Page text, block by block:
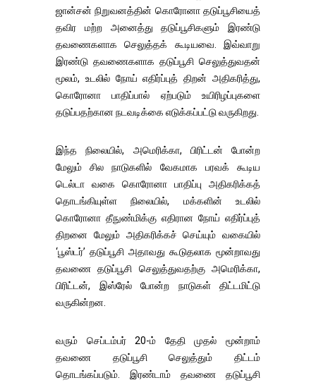
ஜான்சன் நிறுவனத்தின் கொரோனா தடுப்பூசியைத்
தவிர மற்ற அனைத்து தடுப்பூசிகளும் இரண்டு
தவணைகளாக செலுத்தக் கூடியவை. இவ்வாறு
இரண்டு தவணைகளாக தடுப்பூசி செலுத்துவதன்
மூலம், உடலில் நோய் எதிர்ப்புத் திறன் அதிகரித்து,
கொரோனா பாதிப்பால் ஏற்படும் உயிரிழப்புகளை
தடுப்பதற்கான நடவடிக்கை எடுக்கப்பட்டு வருகிறது.
இந்த நிலையில், அமெரிக்கா, பிரிட்டன் போன்ற
மேலும் சில நாடுகளில் வேகமாக பரவக் கூடிய
டெல்டா வகை கொரோனா பாதிப்பு அதிகரிக்கத்
தொடங்கியுள்ள நிலையில், மக்களின் உடலில்
கொரோனா தீநுண்மிக்கு எதிரான நோய் எதிர்ப்புத்
திறனை மேலும் அதிகரிக்கச் செய்யும் வகையில்
‘பூஸ்டர்’ தடுப்பூசி அதாவது கூடுதலாக மூன்றாவது
தவணை தடுப்பூசி செலுத்துவதற்கு அமெரிக்கா,
பிரிட்டன், இஸ்ரேல் போன்ற நாடுகள் திட்டமிட்டு
வருகின்றன.
வரும் செப்டம்பர் 20-ம் தேதி முதல் மூன்றாம்
தவணை தடுப்பூசி செலுத்தும் திட்டம்
தொடங்கப்படும். இரண்டாம் தவணை தடுப்பூசி